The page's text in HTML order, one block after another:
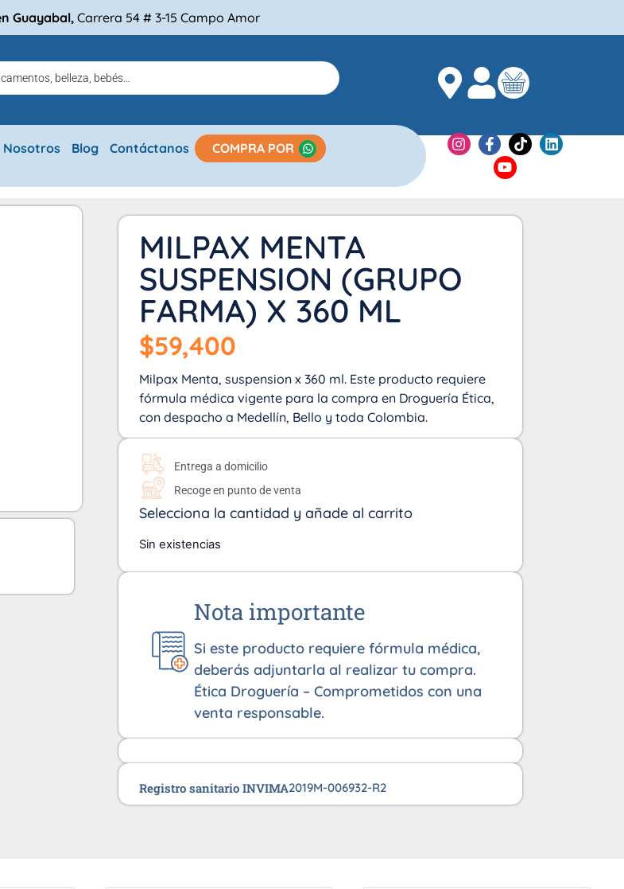
Guayabal, Carrera 54 # 3-15 Campo Amor
Nosotros Blog Contáctanos COMPRA POR
MILPAX MENTA
SUSPENSION (GRUPO
FARMA) X 360 ML
$59,400
Milpax Menta, suspension x 360 ml. Este producto requiere
fórmula médica vigente para la compra en Droguería Ética,
con despacho a Medellín, Bello y toda Colombia.
Entrega a domicilio
Recoge en punto de venta
Selecciona la cantidad y añade al carrito
Sin existencias
Nota importante
Si este producto requiere fórmula médica,
deberás adjuntarla al realizar tu compra.
Ética Droguería – Comprometidos con una
venta responsable.
Registro sanitario INVIMA2019M-006932-R2